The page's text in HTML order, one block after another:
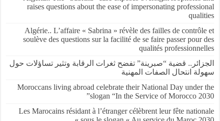
raises questions about the ease of impersonating
Algérie.. L’affaire « Sabrina » révèle des failles de
soulève des questions sur la facilité de se faire passer
qualités
قضية “صبرينة” تفضح ثغرات الرقابة وتثير تساؤلات حول
انتحال الصفات المهنية
Moroccans living abroad celebrate their National Day
slogan “In the Service of Morocco
Les Marocains résidant à l’étranger célèbrent leur fête